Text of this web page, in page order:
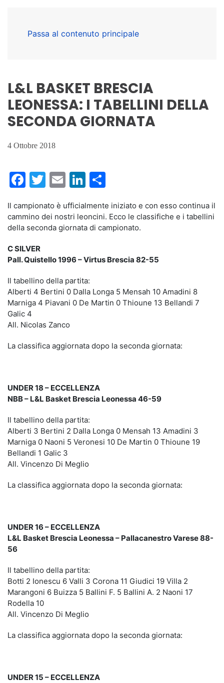
Passa al contenuto principale
L&L BASKET BRESCIA
LEONESSA: I TABELLINI DELLA
SECONDA GIORNATA
4 Ottobre 2018
Facebook
Twitter
EmailLinkedIn
Il campionato è ufficialmente iniziato e con esso continua il
cammino dei nostri leoncini. Ecco le classifiche e i tabellini
della seconda giornata di campionato.
C SILVER
Pall. Quistello 1996 – Virtus Brescia 82-55
Il tabellino della partita:
Alberti 4 Bertini 0 Dalla Longa 5 Mensah 10 Amadini 8
Marniga 4 Piavani 0 De Martin 0 Thioune 13 Bellandi 7
Galic 4
All. Nicolas Zanco
La classifica aggiornata dopo la seconda giornata:
UNDER 18 – ECCELLENZA
NBB – L&L Basket Brescia Leonessa 46-59
Il tabellino della partita:
Alberti 3 Bertini 2 Dalla Longa 0 Mensah 13 Amadini 3
Marniga 0 Naoni 5 Veronesi 10 De Martin 0 Thioune 19
Bellandi 1 Galic 3
All. Vincenzo Di Meglio
La classifica aggiornata dopo la seconda giornata:
UNDER 16 – ECCELLENZA
L&L Basket Brescia Leonessa – Pallacanestro Varese 88-
56
Il tabellino della partita:
Botti 2 Ionescu 6 Valli 3 Corona 11 Giudici 19 Villa 2
Marangoni 6 Buizza 5 Ballini F. 5 Ballini A. 2 Naoni 17
Rodella 10
All. Vincenzo Di Meglio
La classifica aggiornata dopo la seconda giornata:
UNDER 15 – ECCELLENZA